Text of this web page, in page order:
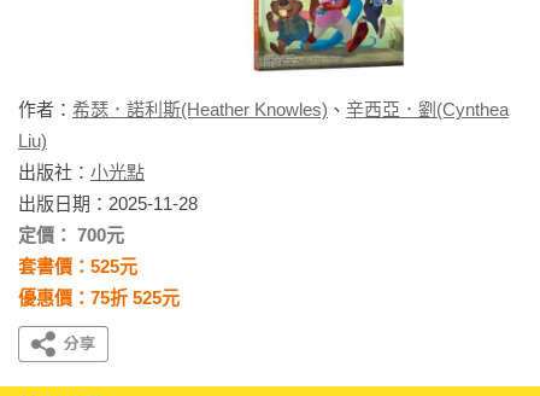
作者： 希瑟．諾利斯(Heather Knowles) 、 辛西亞．劉(Cynthea
Liu)
出版社： 小光點
出版日期：2025-11-28
定價： 700元
套書價：525元
優惠價：75折 525元